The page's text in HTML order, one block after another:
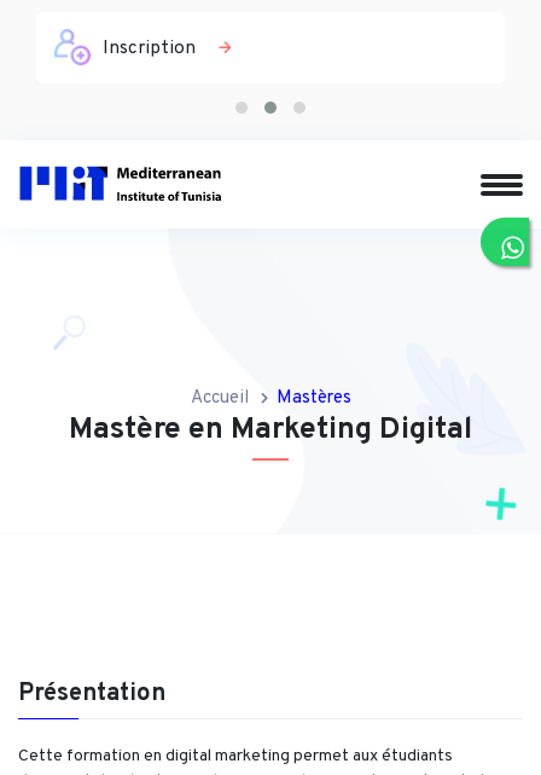
Inscription
Accueil Mastères
Mastère en Marketing Digital
Présentation
Cette formation en digital marketing permet aux étudiants